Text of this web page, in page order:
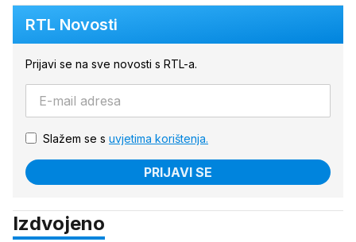
RTL Novosti
Prijavi se na sve novosti s RTL-a.
Slažem se s uvjetima korištenja.
PRIJAVI SE
Izdvojeno